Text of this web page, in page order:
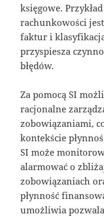
księgowe.
rachunkowości
faktur i
przyspiesza
błędów.
Za pomocą SI
racjonalne
zobowiązaniami,
kontekście
SI może
alarmować o
zobowiązaniach
płynność
umożliwia